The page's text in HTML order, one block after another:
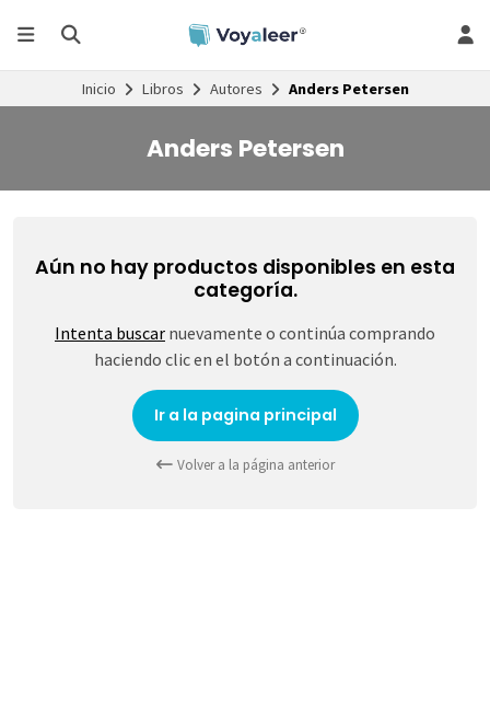
Inicio Libros Autores Anders Petersen
Anders Petersen
Aún no hay productos disponibles en esta
categoría.
Intenta buscar nuevamente o continúa comprando
haciendo clic en el botón a continuación.
Ir a la pagina principal
Volver a la página anterior